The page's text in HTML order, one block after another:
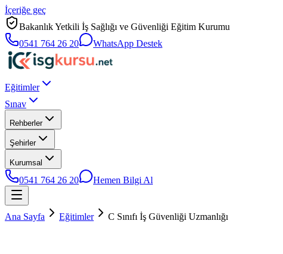
İçeriğe geç
Bakanlık Yetkili İş Sağlığı ve Güvenliği Eğitim Kurumu
0541 764 26 20
WhatsApp Destek
Eğitimler
Sınav
Rehberler
Şehirler
Kurumsal
0541 764 26 20 Hemen Bilgi Al
Ana Sayfa Eğitimler C Sınıfı İş Güvenliği Uzmanlığı